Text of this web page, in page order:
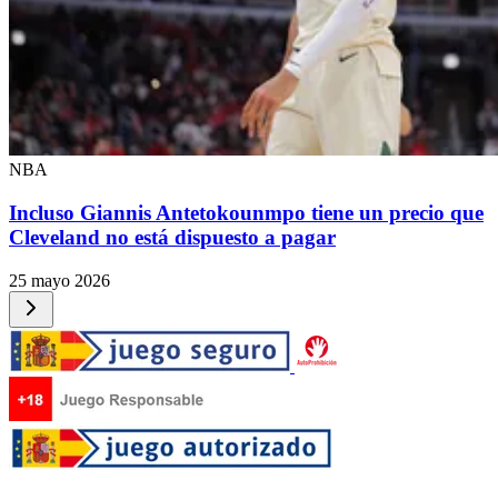
NBA
Incluso Giannis Antetokounmpo tiene un precio que
Cleveland no está dispuesto a pagar
25 mayo 2026